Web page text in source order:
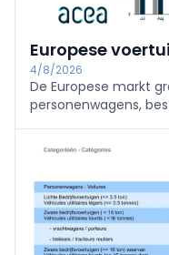
Europese
4/8/2026
De Europese markt
personenwagens,